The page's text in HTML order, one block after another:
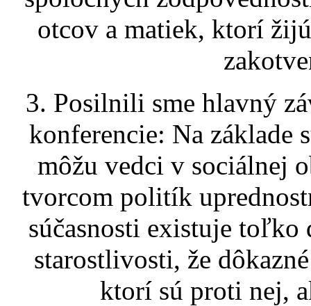
otcov a matiek, ktorí
3. Posilnili sme hlavný
konferencie: Na základe
môžu vedci v sociálnej
tvorcom politík
súčasnosti existuje toľko
starostlivosti, že
ktorí sú proti nej,